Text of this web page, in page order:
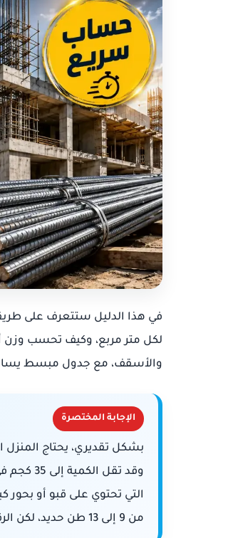
في هذا الدليل ستتعرف على
لكل متر مربع، وكيف تحسب وزن
والأسقف، مع جدول مبسط
الإجابة المختصرة
بشكل تقديري، يحتاج المنزل
من 9 إلى 13 طن حديد، لكن الرقم النهائي لا يؤخذ إلا من المخطط الإنشائي وجداول التسليح.